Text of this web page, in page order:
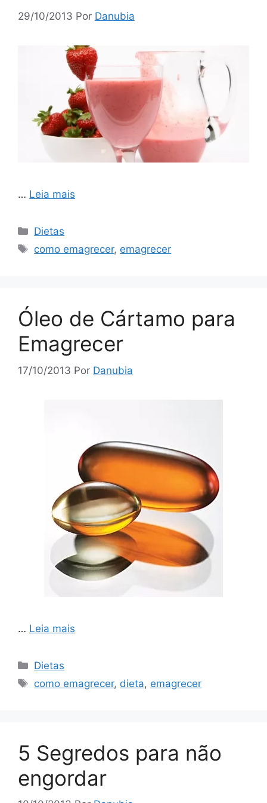
29/10/2013 Por Danubia
… Leia mais
Categorias
Dietas
Tags
como emagrecer, emagrecer
Óleo de Cártamo para
Emagrecer
17/10/2013 Por Danubia
… Leia mais
Categorias
Dietas
Tags
como emagrecer, dieta, emagrecer
5 Segredos para não
engordar